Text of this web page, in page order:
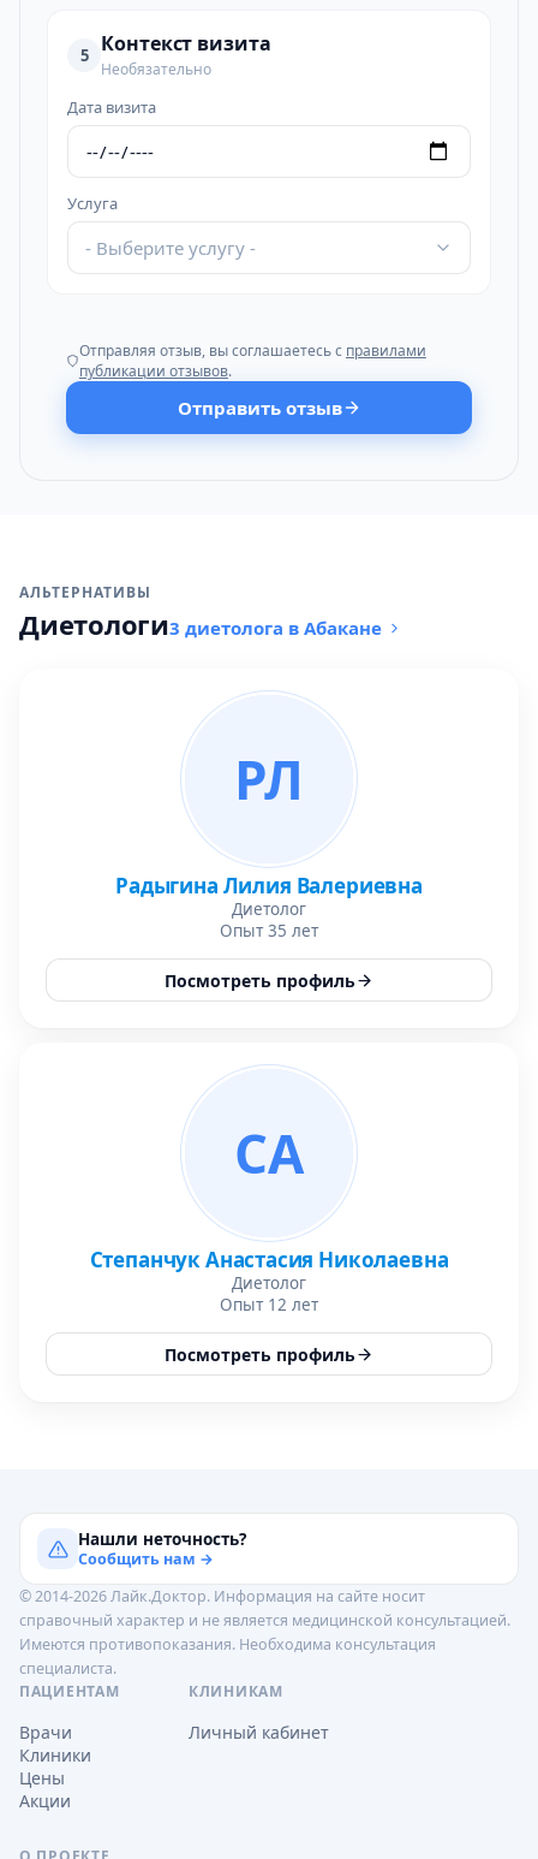
5 Контекст визита
Необязательно
Дата визита
Услуга
- Выберите услугу -
Отправляя отзыв, вы соглашаетесь с правилами
публикации отзывов.
Отправить отзыв
АЛЬТЕРНАТИВЫ
Диетологи3 диетолога в Абакане
РЛ
Радыгина Лилия Валериевна
Диетолог
Опыт 35 лет
Посмотреть профиль
СА
Степанчук Анастасия Николаевна
Диетолог
Опыт 12 лет
Посмотреть профиль
Нашли неточность?
Сообщить нам →
© 2014-2026 Лайк.Доктор. Информация на сайте носит
справочный характер и не является медицинской консультацией.
Имеются противопоказания. Необходима консультация
специалиста.
ПАЦИЕНТАМ
Врачи
Клиники
Цены
Акции
КЛИНИКАМ
Личный кабинет